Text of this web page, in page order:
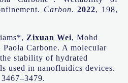
Carbon.2022, 198,
Zixuan Wei, Mohd
Paola Carbone. A molecular
stability of hydrated
used in nanofluidics devices.